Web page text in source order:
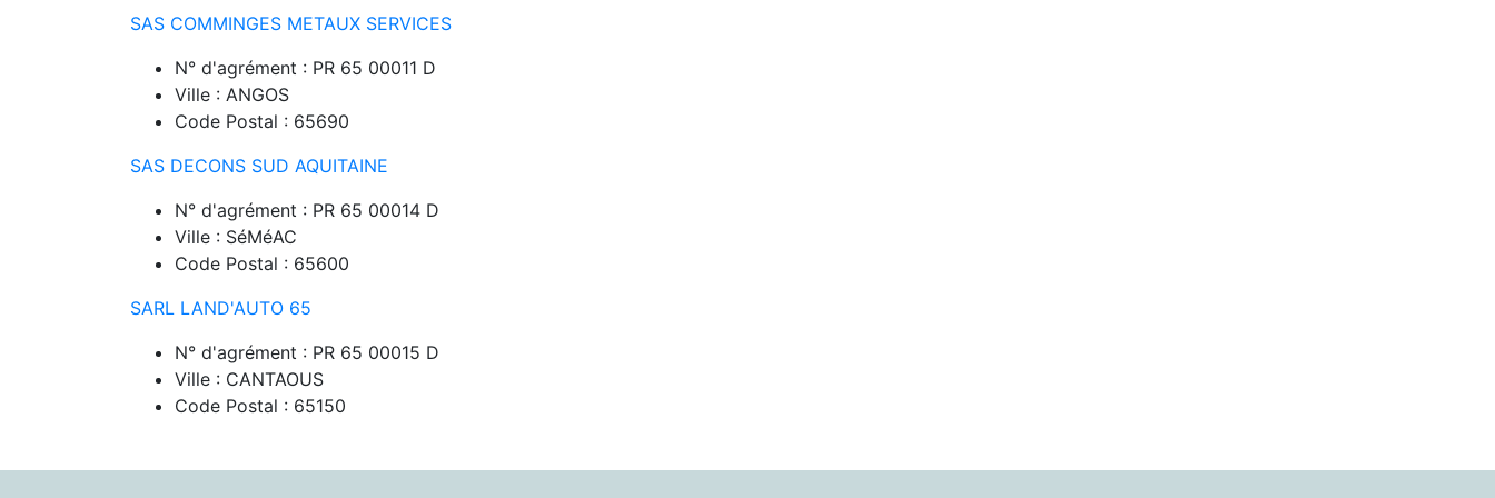
SAS COMMINGES METAUX SERVICES
N° d'agrément : PR 65 00011 D
Ville : ANGOS
Code Postal : 65690
SAS DECONS SUD AQUITAINE
N° d'agrément : PR 65 00014 D
Ville : SéMéAC
Code Postal : 65600
SARL LAND'AUTO 65
N° d'agrément : PR 65 00015 D
Ville : CANTAOUS
Code Postal : 65150